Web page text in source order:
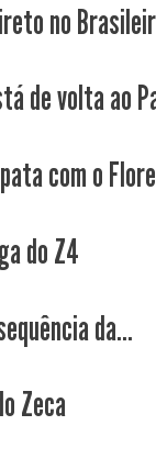
no
de volta ao
com o
do Z4
da...
Zeca